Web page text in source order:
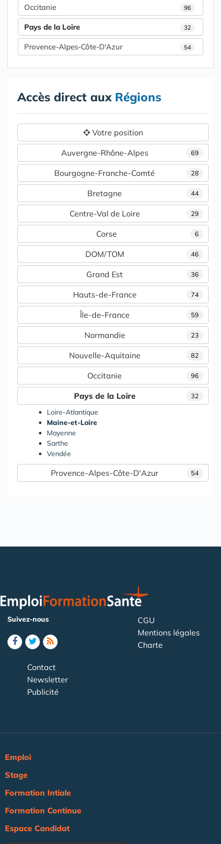
Occitanie 96
Pays de la Loire 32
Provence-Alpes-Côte-D'Azur 54
Accès direct aux Régions
Votre position
69
Auvergne-Rhône-Alpes
28
Bourgogne-Franche-Comté
44
Bretagne
29
Centre-Val de Loire
6
Corse
46
DOM/TOM
36
Grand Est
74
Hauts-de-France
59
Île-de-France
23
Normandie
82
Nouvelle-Aquitaine
96
Occitanie
32
Pays de la Loire
Loire-Atlantique
Maine-et-Loire
Mayenne
Sarthe
Vendée
54
Provence-Alpes-Côte-D'Azur
Suivez-nous
CGU
Mentions légales
Charte
Contact
Newsletter
Publicité
Emploi
Stage
Formation Intiale
Formation Continue
Espace Candidat